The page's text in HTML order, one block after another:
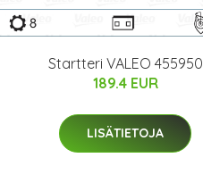
Startteri VALEO 455950
189.4 EUR
LISÄTIETOJA